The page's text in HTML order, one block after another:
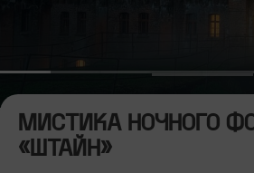
МИСТИКА НОЧНОГО
«ШТАЙН»